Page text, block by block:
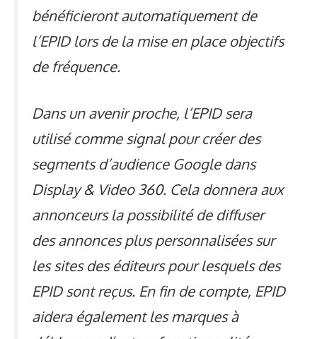
bénéficieront automatiquement de
l’EPID lors de la mise en place objectifs
de fréquence.
Dans un avenir proche, l’EPID sera
utilisé comme signal pour créer des
segments d’audience Google dans
Display & Video 360. Cela donnera aux
annonceurs la possibilité de diffuser
des annonces plus personnalisées sur
les sites des éditeurs pour lesquels des
EPID sont reçus. En fin de compte, EPID
aidera également les marques à